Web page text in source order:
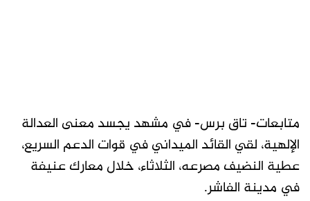
متابعات- تاق برس- في مشهد يجسد معنى العدالة
الإلهية، لقي القائد الميداني في قوات الدعم السريع،
عطية النضيف مصرعه، الثلاثاء، خلال معارك عنيفة
في مدينة الفاشر.